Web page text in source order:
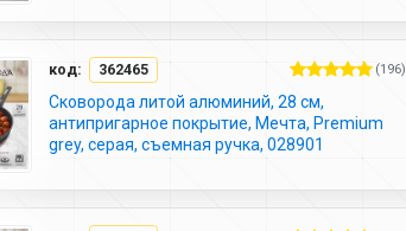
код: 362465 (196)
Сковорода литой алюминий, 28 см,
антипригарное покрытие, Мечта, Premium
grey, серая, съемная ручка, 028901